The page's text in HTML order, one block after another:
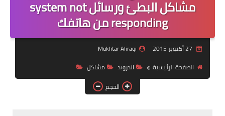
حماية
اندرويد
دروس
مشاكل البطئ ورسائل system not
responding من هاتفك
Mukhtar Aliraqi
الصفحة الرئيسية
اندرويد
مشاكل
الحجم